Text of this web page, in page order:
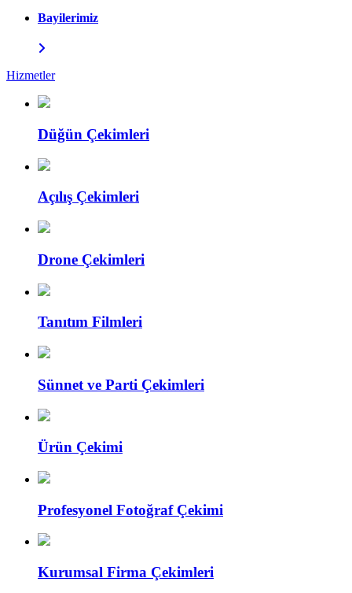
Bayilerimiz
Hizmetler
Düğün Çekimleri
Açılış Çekimleri
Drone Çekimleri
Tanıtım Filmleri
Sünnet ve Parti Çekimleri
Ürün Çekimi
Profesyonel Fotoğraf Çekimi
Kurumsal Firma Çekimleri